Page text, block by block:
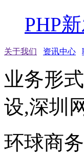
PHP
关于我们 资讯中心
业务形
设,深圳
环球商